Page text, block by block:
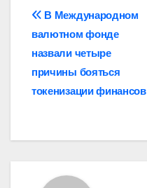
Навигация
по
записям
В Международном
валютном фонде
назвали четыре
причины бояться
токенизации финансов